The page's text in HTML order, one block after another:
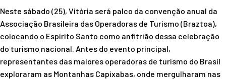
Neste sábado (25), Vitória será palco da convenção anual da
Associação Brasileira das Operadoras de Turismo (Braztoa),
colocando o Espírito Santo como anfitrião dessa celebração
do turismo nacional. Antes do evento principal,
representantes das maiores operadoras de turismo do Brasil
exploraram as Montanhas Capixabas, onde mergulharam nas